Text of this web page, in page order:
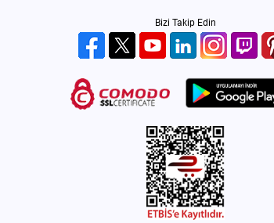
Bizi Takip Edin